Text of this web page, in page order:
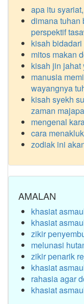
apa itu
dimana tuhan
perspektif
kisah
mitos makan
kisah jin jahat
manusia
wayangnya
kisah syekh
zaman
mengenal
cara
zodiak ini
AMALAN
khasiat
khasiat
zikir
melunasi
zikir penarik
khasiat
rahasia agar
khasiat